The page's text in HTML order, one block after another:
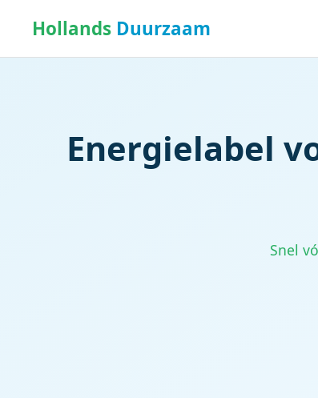
Hollands Duurzaam
Energielabel
Snel